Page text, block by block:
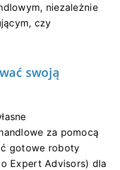
niezależnie
czy
swoją
za pomocą
gotowe roboty
Expert Advisors) dla